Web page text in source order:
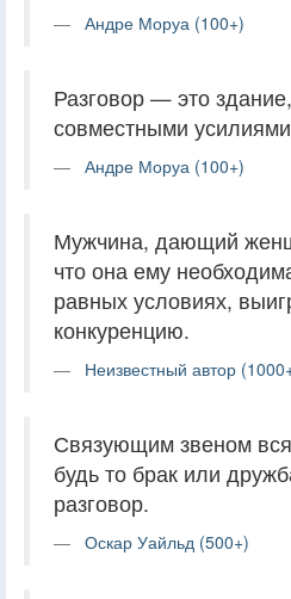
Андре Моруа (100+)
Разговор — это
совместными
Андре Моруа (100+)
Мужчина, дающий
что она ему
равных условиях,
конкуренцию.
Неизвестный автор
Связующим звеном
будь то брак или
разговор.
Оскар Уайльд (500+)